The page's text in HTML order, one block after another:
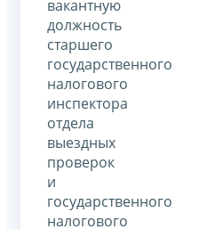
вакантную
должность
старшего
государственного
налогового
инспектора
отдела
выездных
проверок
и
государственного
налогового